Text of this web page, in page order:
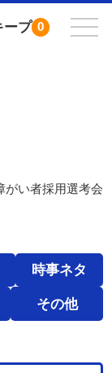
ープ 0
がい者採用選考会
時事ネタ
その他